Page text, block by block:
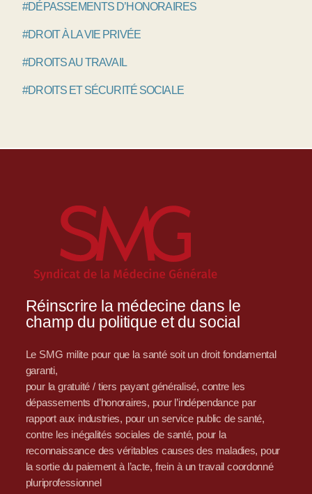
#DÉPASSEMENTS D’HONORAIRES
#DROIT À LA VIE PRIVÉE
#DROITS AU TRAVAIL
#DROITS ET SÉCURITÉ SOCIALE
Réinscrire la médecine dans le
champ du politique et du social
Le SMG milite pour que la santé soit un droit fondamental
garanti,
pour la gratuité / tiers payant généralisé, contre les
dépassements d’honoraires, pour l’indépendance par
rapport aux industries, pour un service public de santé,
contre les inégalités sociales de santé, pour la
reconnaissance des véritables causes des maladies, pour
la sortie du paiement à l’acte, frein à un travail coordonné
pluriprofessionnel